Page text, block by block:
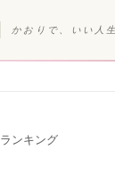
かおりで、いい人
ランキング